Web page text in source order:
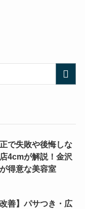
で失敗や後悔しな
4cmが解説！金沢
得意な美容室
善】パサつき・広